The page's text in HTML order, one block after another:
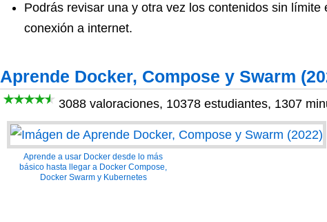
Podrás revisar una y otra vez los contenidos sin
conexión a internet.
Aprende Docker, Compose y Swarm
3088 valoraciones, 10378 estudiantes, 1307
Aprende a usar Docker desde lo más
básico hasta llegar a Docker Compose,
Docker Swarm y Kubernetes